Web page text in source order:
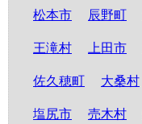
松本市 辰野町
王滝村 上田市
佐久穂町 大桑村
塩尻市 売木村